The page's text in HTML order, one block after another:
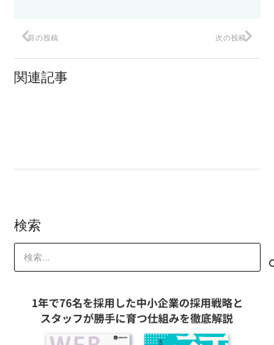
前の投稿 次の投稿
関連記事
検索
索: